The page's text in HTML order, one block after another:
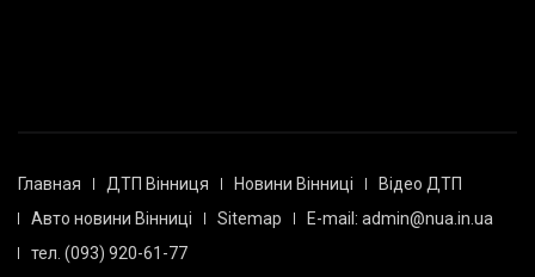
Главная ДТП Вінниця Новини Вінниці
Відео ДТП
Авто новини Вінниці
Sitemap
E-mail: admin@nua.in.ua
тел. (093) 920-61-77